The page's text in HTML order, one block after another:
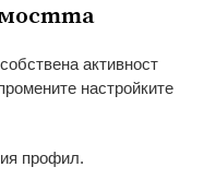
активност
настройките
профил.